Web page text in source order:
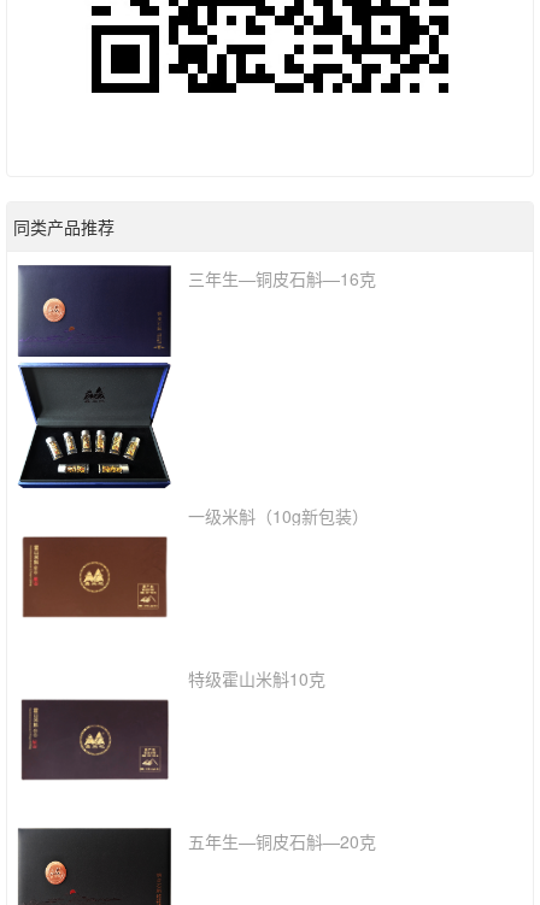
同类产品推荐
三年生—铜皮石斛—16克
一级米斛（10g新包装）
特级霍山米斛10克
五年生—铜皮石斛—20克